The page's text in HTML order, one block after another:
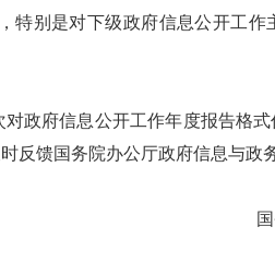
别是对下级政府信息公开工
政府信息公开工作年度报告格
馈国务院办公厅政府信息与政